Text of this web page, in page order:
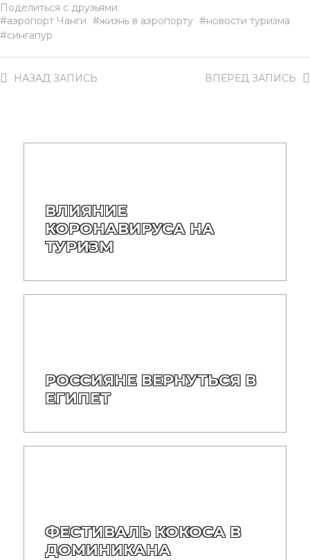
Поделиться с друзьями:
аэропорт Чанги
жизнь в аэропорту
новости туризма
сингапур
ВПЕРЕД ЗАПИСЬ
НАЗАД ЗАПИСЬ
ВЛИЯНИЕ
КОРОНАВИРУСА НА
ТУРИЗМ
РОССИЯНЕ ВЕРНУТЬСЯ В
ЕГИПЕТ
ФЕСТИВАЛЬ КОКОСА В
ДОМИНИКАНА